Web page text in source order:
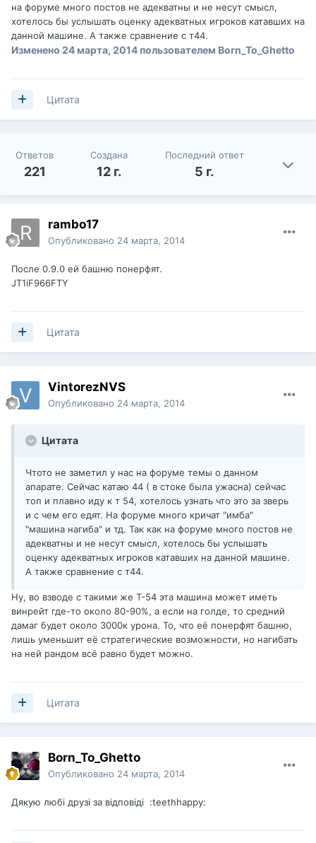
на форуме много постов не адекватны и не несут смысл,
хотелось бы услышать оценку адекватных игроков катавших на
данной машине. А также сравнение с т44.
Изменено 24 марта, 2014 пользователем Born_To_Ghetto
Цитата
Ответов
221
Создана
12 г.
Последний ответ
5 г.
rambo17
Опубликовано 24 марта, 2014
После 0.9.0 ей башню понерфят.
JT1iF966FTY
Цитата
VintorezNVS
Опубликовано 24 марта, 2014
Цитата
Чтото не заметил у нас на форуме темы о данном
апарате. Сейчас катаю 44 ( в стоке была ужасна) сейчас
топ и плавно иду к т 54, хотелось узнать что это за зверь
и с чем его едят. На форуме много кричат "имба"
"машина нагиба" и тд. Так как на форуме много постов не
адекватны и не несут смысл, хотелось бы услышать
оценку адекватных игроков катавших на данной машине.
А также сравнение с т44.
Ну, во взводе с такими же Т-54 эта машина может иметь
винрейт где-то около 80-90%, а если на голде, то средний
дамаг будет около 3000к урона. То, что её понерфят башню,
лишь уменьшит её стратегические возможности, но нагибать
на ней рандом всё равно будет можно.
Цитата
Born_To_Ghetto
Опубликовано 24 марта, 2014
Дякую любi друзi за вiдповiдi :teethhappy: